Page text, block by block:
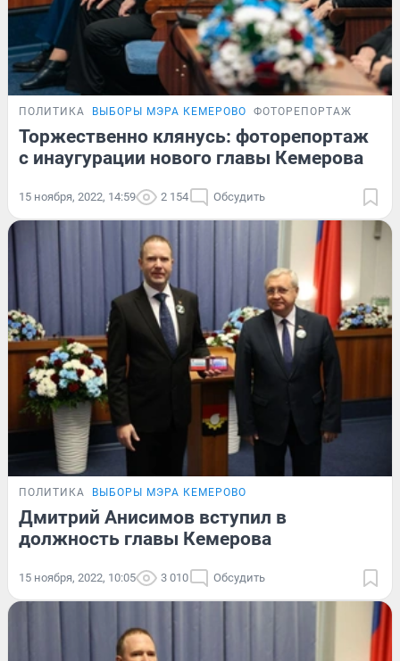
ПОЛИТИКА ВЫБОРЫ МЭРА КЕМЕРОВО ФОТОРЕПОРТАЖ
Торжественно клянусь: фоторепортаж
с инаугурации нового главы Кемерова
15 ноября, 2022, 14:59 2 154 Обсудить
ПОЛИТИКА ВЫБОРЫ МЭРА КЕМЕРОВО
Дмитрий Анисимов вступил в
должность главы Кемерова
15 ноября, 2022, 10:05 3 010 Обсудить